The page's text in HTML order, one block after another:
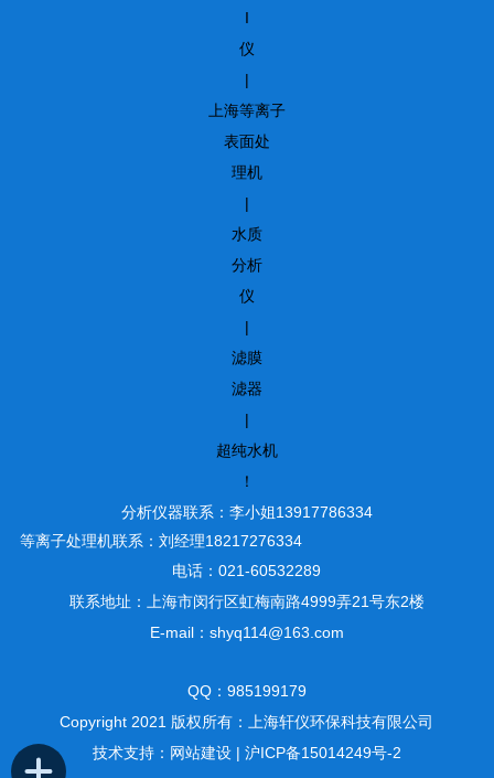
I
仪
|
上海等离子
表面处
理机
|
水质
分析
仪
|
滤膜
滤器
|
超纯水机
！
分析仪器联系：李小姐13917786334
等离子处理机联系：刘经理18217276334
电话：021-60532289
联系地址：上海市闵行区虹梅南路4999弄21号东2楼
E-mail：shyq114@163.com
QQ：985199179
Copyright 2021 版权所有：上海轩仪环保科技有限公司
技术支持： 网站建设| 沪ICP备15014249号-2